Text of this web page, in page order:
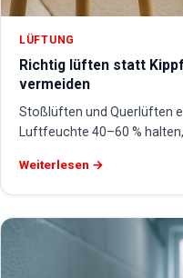
LÜFTUNG
Richtig lüften statt
vermeiden
Stoßlüften und Querlüften
Luftfeuchte 40–60 %
Weiterlesen →